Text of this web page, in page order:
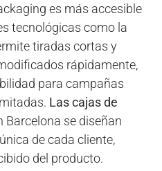
es más accesible
tecnológicas como la
tiradas cortas y
rápidamente,
para campañas
Las cajas de
Barcelona se diseñan
de cada cliente,
del producto.